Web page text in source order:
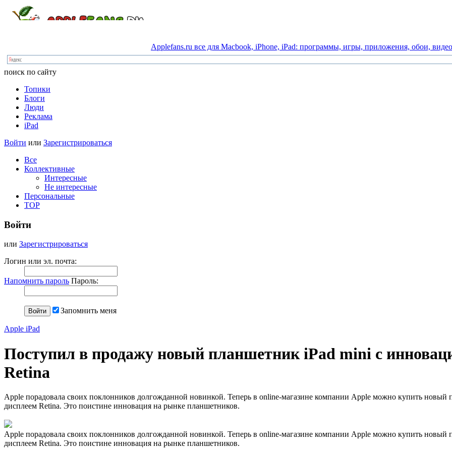
Applefans.ru все для Macbook, iPhone, iPad: программы, игры, приложения, обои, видео
поиск по сайту
Топики
Блоги
Люди
Реклама
iPad
Войти или Зарегистрироваться
Все
Коллективные
Интересные
Не интересные
Персональные
TOP
Войти
или Зарегистрироваться
Логин или эл. почта:
Напомнить пароль Пароль:
Запомнить меня
Apple iPad
Поступил в продажу новый планшетник iPad mini с
Retina
Apple порадовала своих поклонников долгожданной новинкой. Теперь в online-магазине компании Apple можно купить
дисплеем Retina. Это поистине инновация на рынке планшетников.
Apple порадовала своих поклонников долгожданной новинкой. Теперь в online-магазине компании Apple можно купить
дисплеем Retina. Это поистине инновация на рынке планшетников.